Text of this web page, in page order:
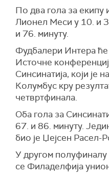
По два гола за екипу
Лионел Меси у 10. и
и 76. минуту.
Фудбалери Интера
Источне
Синсинатија, који је
Колумбус кру
четвртфинала.
Оба гола за
67. и 86. минуту.
био је Џејсен Расел-
У другом полуфиналу
се Филаделфија